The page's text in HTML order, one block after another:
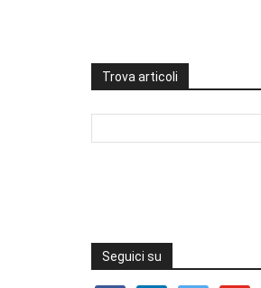
Trova articoli
Seguici su